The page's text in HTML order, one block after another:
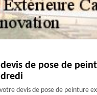
de pose de
devis de pose de peinture